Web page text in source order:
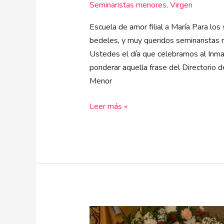
Seminaristas menores, Virgen
Escuela de amor filial a María Para
bedeles, y muy queridos seminaristas
Ustedes el día que celebramos al
ponderar aquella frase del Directorio
Menor
Leer más »
Marianizar